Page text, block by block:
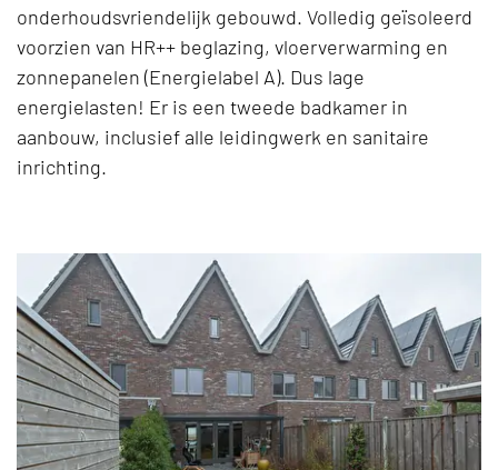
onderhoudsvriendelijk gebouwd. Volledig geïsoleerd
voorzien van HR++ beglazing, vloerverwarming en
zonnepanelen (Energielabel A). Dus lage
energielasten! Er is een tweede badkamer in
aanbouw, inclusief alle leidingwerk en sanitaire
inrichting.